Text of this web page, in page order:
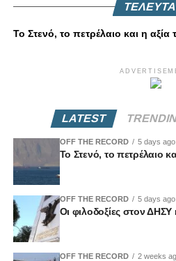
Το Στενό, το πετρέλαιο και η
LATEST
OFF THE RECORD 5 days ago
Το Στενό, το πετρέλαιο
OFF THE RECORD 5 days ago
Οι φιλοδοξίες στον
OFF THE RECORD 2 weeks